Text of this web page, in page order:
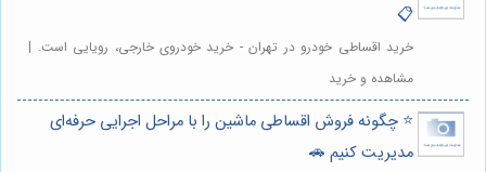
📋
خرید اقساطی خودرو در تهران - خرید خودروی خارجی، رویایی است. |
مشاهده و خرید
⭐️ چگونه فروش اقساطی ماشین را با مراحل اجرایی حرفه‌ای
مدیریت کنیم 🚗